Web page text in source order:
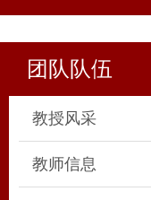
团队队伍
教授风采
教师信息